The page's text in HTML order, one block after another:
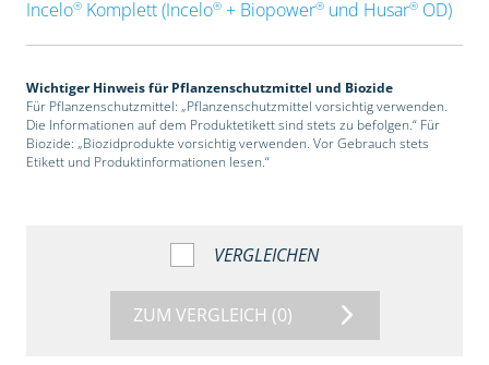
Incelo®Komplett (Incelo®+ Biopower®und Husar®OD)
Wichtiger Hinweis für Pflanzenschutzmittel und Biozide
Für Pflanzenschutzmittel: „Pflanzenschutzmittel vorsichtig verwenden.
Die Informationen auf dem Produktetikett sind stets zu befolgen.“ Für
Biozide: „Biozidprodukte vorsichtig verwenden. Vor Gebrauch stets
Etikett und Produktinformationen lesen.“
VERGLEICHEN
ZUM VERGLEICH (0)